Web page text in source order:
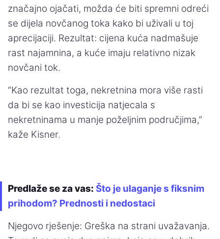
značajno ojačati, možda će biti spremni odreći
se dijela novčanog toka kako bi uživali u toj
aprecijaciji. Rezultat: cijena kuća nadmašuje
rast najamnina, a kuće imaju relativno nizak
novčani tok.
“Kao rezultat toga, nekretnina mora više rasti
da bi se kao investicija natjecala s
nekretninama u manje poželjnim područjima,”
kaže Kisner.
Predlaže se za vas: Što je ulaganje s fiksnim
prihodom? Prednosti i nedostaci
Njegovo rješenje: Greška na strani uvažavanja.